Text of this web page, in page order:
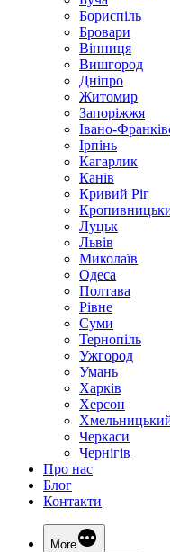
Бориспіль
Бровари
Вінниця
Вишгород
Дніпро
Житомир
Запоріжжя
Івано-
Ірпінь
Кагарлик
Канів
Кривий Ріг
Луцьк
Львів
Миколаїв
Одеса
Полтава
Рівне
Суми
Тернопіль
Ужгород
Умань
Харків
Херсон
Черкаси
Чернігів
Про нас
Блог
Контакти
More